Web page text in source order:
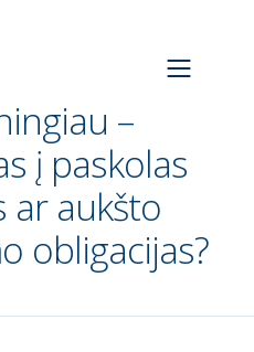
–
į paskolas
ar aukšto
obligacijas?